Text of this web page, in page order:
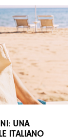
UNA
ITALIANO